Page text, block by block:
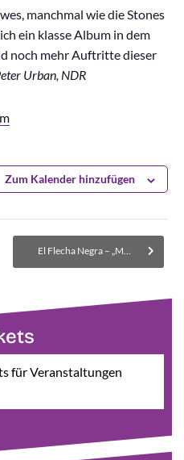
manchmal wie die Stones
ein klasse Album in dem
noch mehr Auftritte dieser
Urban, NDR
Zum Kalender hinzufügen
El Flecha Negra – „Mucho Picante Caliente“ – Tour 2026
für Veranstaltungen